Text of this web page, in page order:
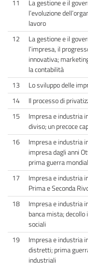
11
La gestione e il
l’evoluzione
lavoro
12
La gestione e il
l’impresa, il
innovativa;
la contabilità
13 Lo sviluppo delle
14
Il processo di
15
Impresa e industria
diviso; un precoce
16
Impresa e industria
impresa dagli anni
prima guerra
17
Impresa e industria
Prima e Seconda
18
Impresa e industria
banca mista;
sociali
19
Impresa e industria
distretti; prima
industriali